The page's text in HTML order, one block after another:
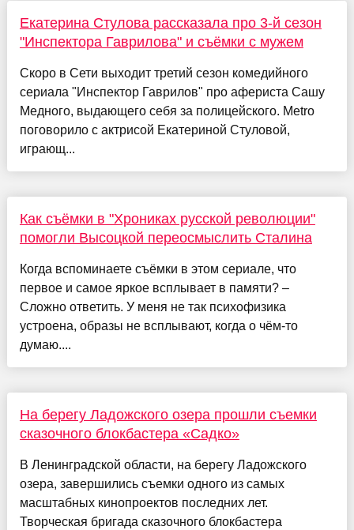
Екатерина Стулова рассказала про 3-й сезон
"Инспектора Гаврилова" и съёмки с мужем
Скоро в Сети выходит третий сезон комедийного
сериала "Инспектор Гаврилов" про афериста Сашу
Медного, выдающего себя за полицейского. Metro
поговорило с актрисой Екатериной Стуловой,
играющ...
Как съёмки в "Хрониках русской революции"
помогли Высоцкой переосмыслить Сталина
Когда вспоминаете съёмки в этом сериале, что
первое и самое яркое всплывает в памяти? –
Сложно ответить. У меня не так психофизика
устроена, образы не всплывают, когда о чём-то
думаю....
На берегу Ладожского озера прошли съемки
сказочного блокбастера «Садко»
В Ленинградской области, на берегу Ладожского
озера, завершились съемки одного из самых
масштабных кинопроектов последних лет.
Творческая бригада сказочного блокбастера